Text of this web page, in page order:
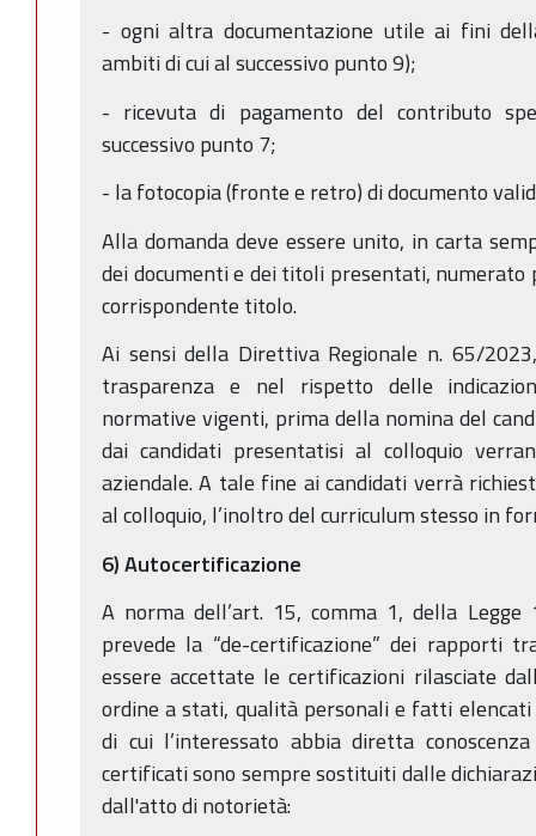
- ogni altra documentazione utile ai fini
ambiti di cui al successivo punto 9);
- ricevuta di pagamento del contributo
successivo punto 7;
- la fotocopia (fronte e retro) di documento
Alla domanda deve essere unito, in carta
dei documenti e dei titoli presentati,
corrispondente titolo.
Ai sensi della Direttiva Regionale n. 65/
trasparenza e nel rispetto delle
normative vigenti, prima della nomina del
dai candidati presentatisi al colloquio
aziendale. A tale fine ai candidati verrà
al colloquio, l’inoltro del curriculum stesso in
6) Autocertificazione
A norma dell’art. 15, comma 1, della
prevede la “de-certificazione” dei rapporti
essere accettate le certificazioni rilasciate
ordine a stati, qualità personali e fatti elencati
di cui l’interessato abbia diretta
certificati sono sempre sostituiti dalle
dall'atto di notorietà: